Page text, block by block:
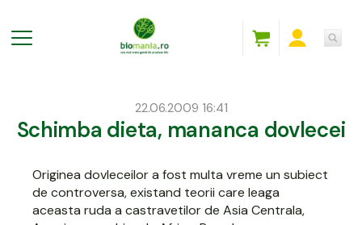
Schimba dieta, mananca dovlecei
22.06.2009 16:41
Origineadovleceilora fost multa vreme un subiect
de controversa, existand teorii care leaga
aceasta ruda a castravetilor de Asia Centrala,